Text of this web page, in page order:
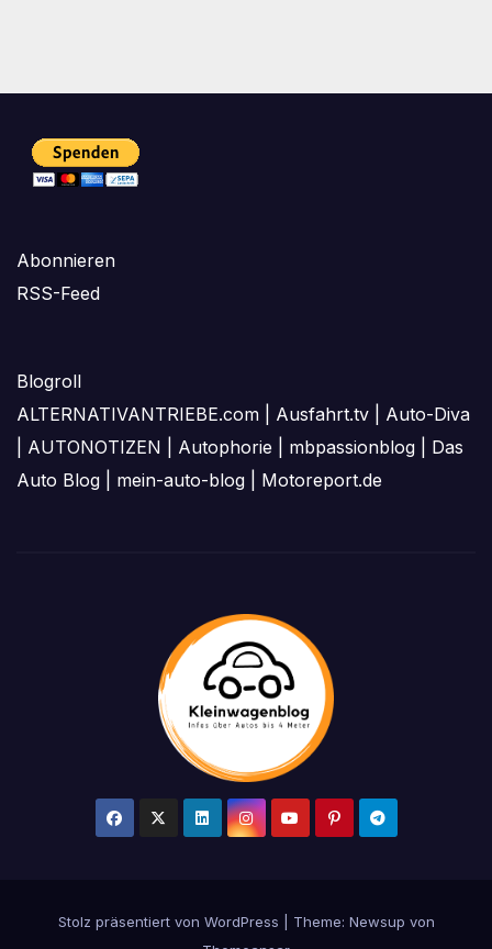
Abonnieren
RSS-Feed
Blogroll
ALTERNATIVANTRIEBE.com
Ausfahrt.tv
Auto-Diva
AUTONOTIZEN Autophorie mbpassionblog
Das
Auto Blog
mein-auto-blog Motoreport.de
Stolz präsentiert von WordPress
Theme: Newsup von